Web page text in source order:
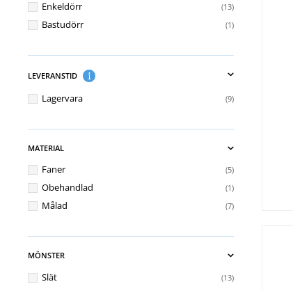
13
Enkeldörr
1
Bastudörr
LEVERANSTID
9
Lagervara
MATERIAL
5
Faner
1
Obehandlad
7
Målad
MÖNSTER
13
Slät